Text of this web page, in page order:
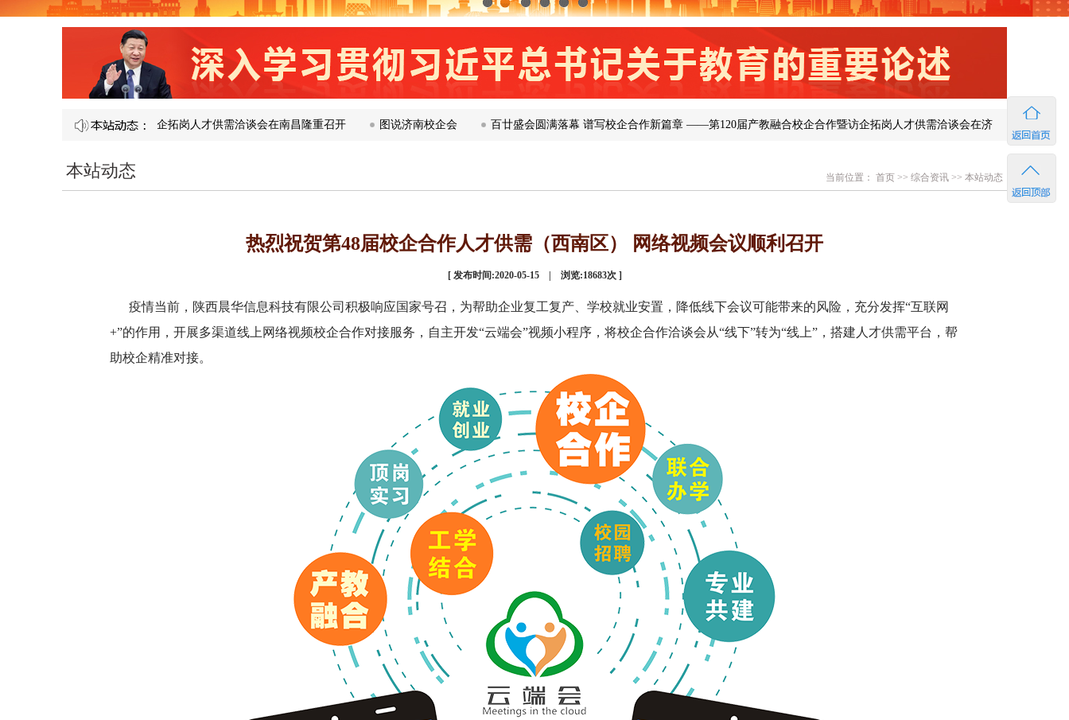
1 2 3 4 5 6
合校企合作暨访企拓岗人才供需洽谈会在南昌隆重召开​ 图说济南校企会 百廿盛会圆满落幕 谱写校企合作新篇章 ——第120届产教融合校企合作暨访企拓岗人才供需洽谈会在济南成功举办
本站动态 当前位置： 首页 >> 综合资讯 >> 本站动态
热烈祝贺第48届校企合作人才供需（西南区） 网络视频会议顺利召开
[ 发布时间:2020-05-15 | 浏览:18683次 ]
疫情当前，陕西晨华信息科技有限公司积极响应国家号召，为帮助企业复工复产、学校就业安置，降低线下会议可能带来的风险，充分发挥“互联网
+”的作用，开展多渠道线上网络视频校企合作对接服务，自主开发“云端会”视频小程序，将校企合作洽谈会从“线下”转为“线上”，搭建人才供需平台，帮
助校企精准对接。